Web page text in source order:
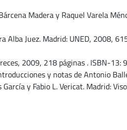
Madera y Raquel Varela
Alba Juez. Madrid: UNED, 2008,
2009, 218 páginas . ISBN-
y notas de Antonio
y Fabio L. Vericat. Madrid: